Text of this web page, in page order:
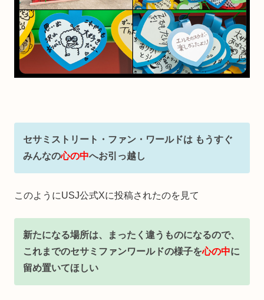
セサミストリート・ファン・ワールドは もうすぐ
みんなの心の中へお引っ越し
このようにUSJ公式Xに投稿されたのを見て
新たになる場所は、まったく違うものになるので、
これまでのセサミファンワールドの様子を心の中に
留め置いてほしい